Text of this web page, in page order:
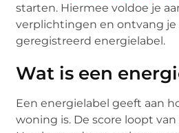
starten. Hiermee voldoe je
verplichtingen en ontvang je
geregistreerd energielabel.
Wat is een
Een energielabel geeft aan
woning is. De score loopt van